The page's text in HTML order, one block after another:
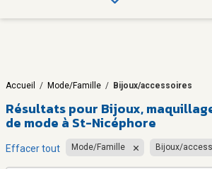
Accueil / Mode/Famille / Bijoux/accessoires
Résultats pour Bijoux,
de mode à St-Nicéphore
Effacer tout Mode/Famille Bijoux/